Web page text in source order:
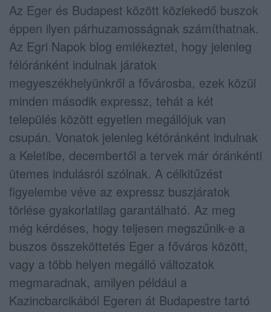
Az Eger és Budapest között közlekedő buszok
éppen ilyen párhuzamosságnak számíthatnak.
Az Egri Napok blog emlékeztet, hogy jelenleg
félóránként indulnak járatok
megyeszékhelyünkről a fővárosba, ezek közül
minden második expressz, tehát a két
település között egyetlen megállójuk van
csupán. Vonatok jelenleg kétóránként indulnak
a Keletibe, decembertől a tervek már óránkénti
ütemes indulásról szólnak. A célkitűzést
figyelembe véve az expressz buszjáratok
törlése gyakorlatilag garantálható. Az meg
még kérdéses, hogy teljesen megszűnik-e a
buszos összeköttetés Eger a főváros között,
vagy a több helyen megálló változatok
megmaradnak, amilyen például a
Kazincbarcikából Egeren át Budapestre tartó